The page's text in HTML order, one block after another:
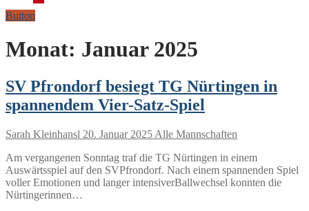
Button
Monat: Januar 2025
SV Pfrondorf besiegt TG Nürtingen in
spannendem Vier-Satz-Spiel
Sarah Kleinhansl 20. Januar 2025 Alle Mannschaften
Am vergangenen Sonntag traf die TG Nürtingen in einem
Auswärtsspiel auf den SVPfrondorf. Nach einem spannenden Spiel
voller Emotionen und langer intensiverBallwechsel konnten die
Nürtingerinnen…